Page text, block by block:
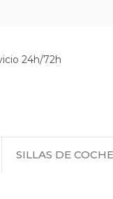
24h/72h
SILLAS DE COCHE